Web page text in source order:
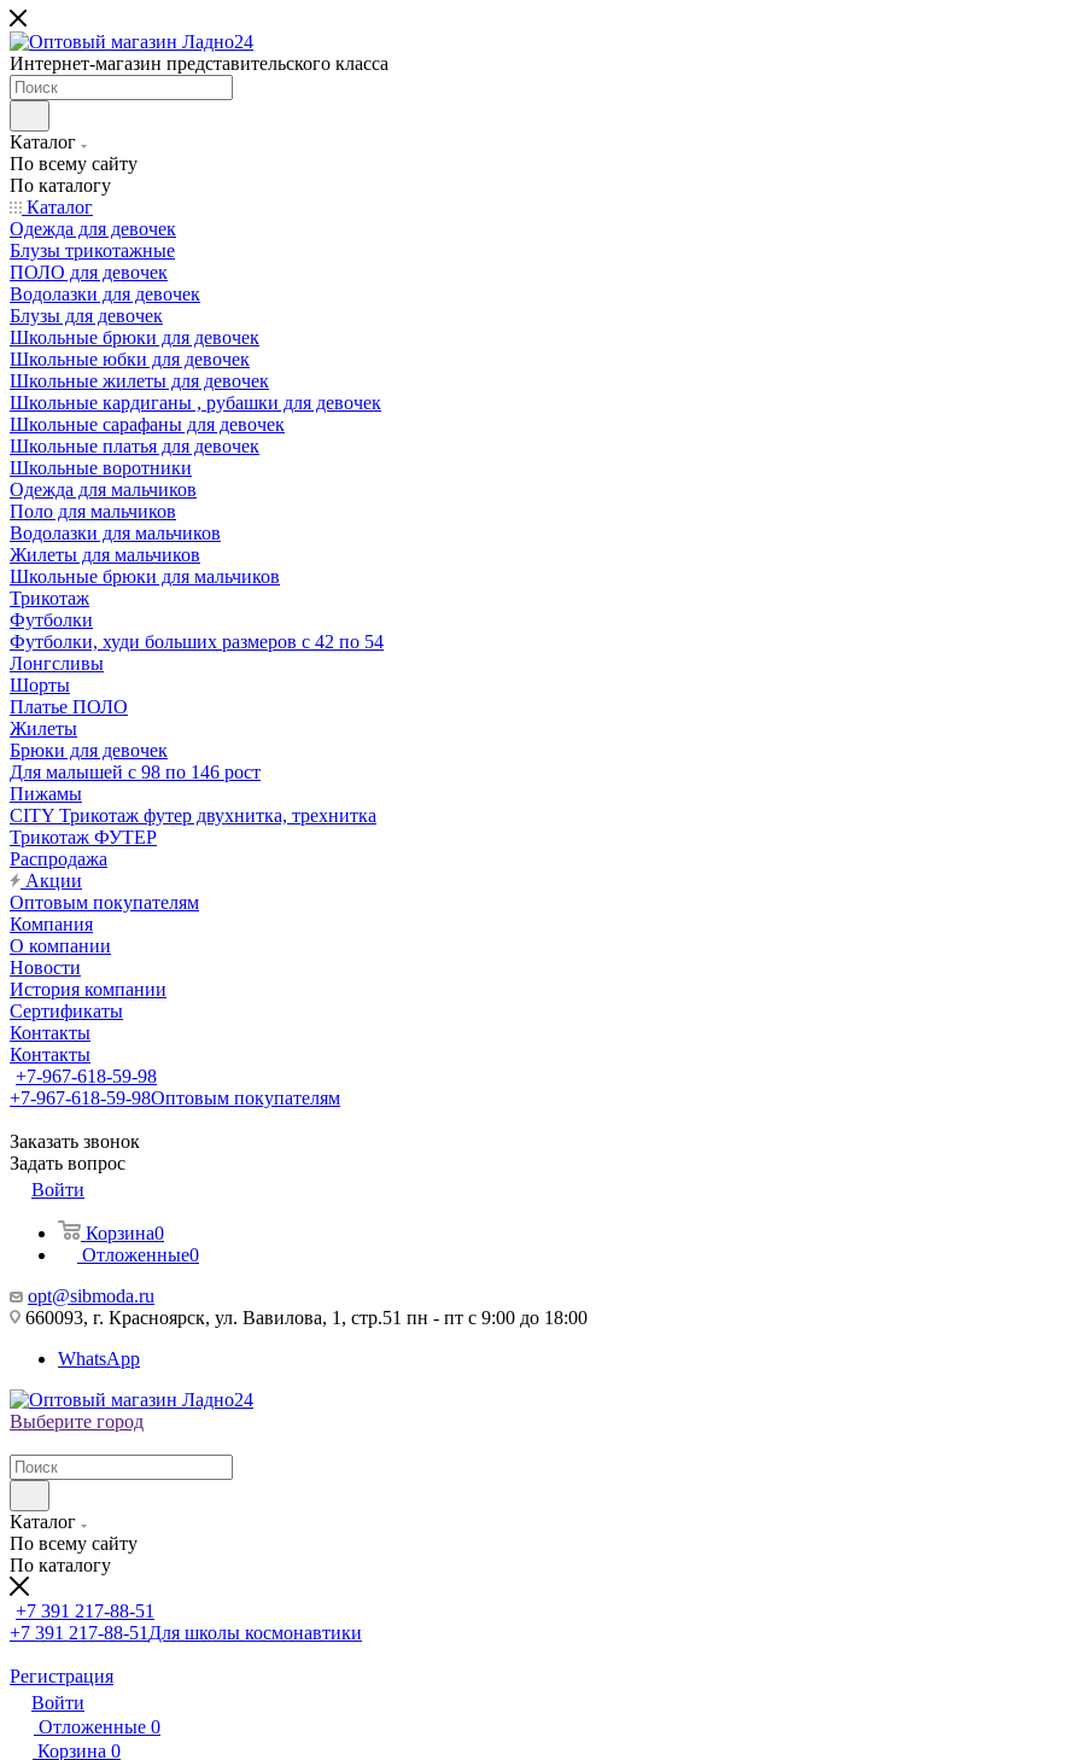
Интернет-магазин представительского класса
Каталог
По всему сайту
По каталогу
Каталог
Одежда для девочек
Блузы трикотажные
ПОЛО для девочек
Водолазки для девочек
Блузы для девочек
Школьные брюки для девочек
Школьные юбки для девочек
Школьные жилеты для девочек
Школьные кардиганы , рубашки для девочек
Школьные сарафаны для девочек
Школьные платья для девочек
Школьные воротники
Одежда для мальчиков
Поло для мальчиков
Водолазки для мальчиков
Жилеты для мальчиков
Школьные брюки для мальчиков
Трикотаж
Футболки
Футболки, худи больших размеров с 42 по 54
Лонгсливы
Шорты
Платье ПОЛО
Жилеты
Брюки для девочек
Для малышей с 98 по 146 рост
Пижамы
CITY Трикотаж футер двухнитка, трехнитка
Трикотаж ФУТЕР
Распродажа
Акции
Оптовым покупателям
Компания
О компании
Новости
История компании
Сертификаты
Контакты
Контакты
+7-967-618-59-98
+7-967-618-59-98Оптовым покупателям
Заказать звонок
Задать вопрос
Войти
Корзина0
Отложенные0
opt@sibmoda.ru
660093, г. Красноярск, ул. Вавилова, 1, стр.51 пн - пт с 9:00 до 18:00
WhatsApp
Выберите город
Каталог
По всему сайту
По каталогу
+7 391 217-88-51
+7 391 217-88-51 Для школы космонавтики
Регистрация
Войти
Отложенные 0
Корзина 0